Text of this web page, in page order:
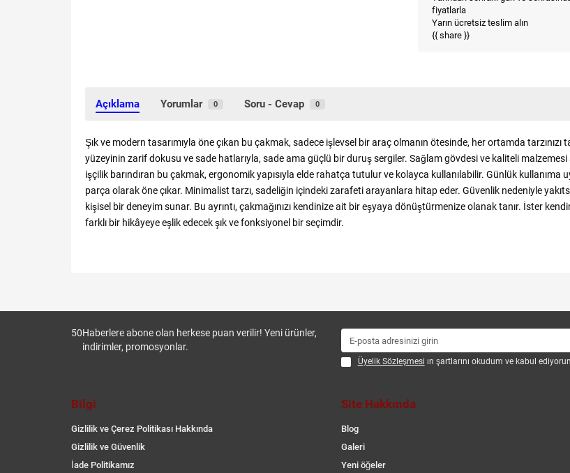
fiyatlarla
Yarın ücretsiz teslim alın
{{ share }}
Açıklama Yorumlar 0 Soru - Cevap 0
Şık ve modern tasarımıyla öne çıkan bu çakmak, sadece işlevsel bir araç olmanın ötesinde, her ortamda
yüzeyinin zarif dokusu ve sade hatlarıyla, sade ama güçlü bir duruş sergiler. Sağlam gövdesi ve kaliteli
işçilik barındıran bu çakmak, ergonomik yapısıyla elde rahatça tutulur ve kolayca kullanılabilir. Günlük kullanıma
parça olarak öne çıkar. Minimalist tarzı, sadeliğin içindeki zarafeti arayanlara hitap eder. Güvenlik nedeniyle
kişisel bir deneyim sunar. Bu ayrıntı, çakmağınızı kendinize ait bir eşyaya dönüştürmenize olanak tanır. İster
farklı bir hikâyeye eşlik edecek şık ve fonksiyonel bir seçimdir.
50Haberlere abone olan herkese puan verilir! Yeni ürünler,
indirimler, promosyonlar.
Üyelik Sözleşmesi ın şartlarını okudum ve kabul
Bilgi
Gizlilik ve Çerez Politikası Hakkında
Gizlilik ve Güvenlik
İade Politikamız
Site Hakkında
Blog
Galeri
Yeni öğeler